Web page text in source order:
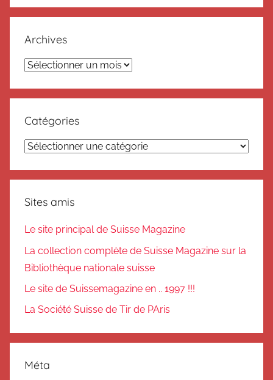
:
Archives
Archives
Catégories
Catégories
Sites amis
Le site principal de Suisse Magazine
La collection complète de Suisse Magazine sur la
Bibliothèque nationale suisse
Le site de Suissemagazine en .. 1997 !!!
La Société Suisse de Tir de PAris
Méta